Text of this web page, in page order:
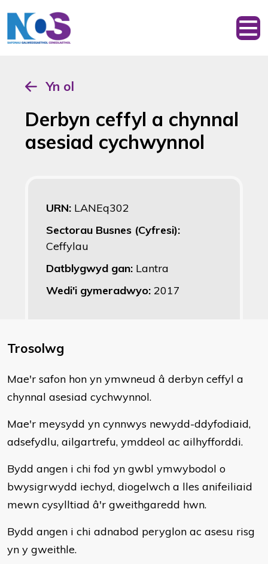
Yn ol
Derbyn ceffyl a chynnal
asesiad cychwynnol
URN: LANEq302
Sectorau Busnes (Cyfresi):
Ceffylau
Datblygwyd gan: Lantra
Wedi'i gymeradwyo: 2017
Trosolwg
​Mae'r safon hon yn ymwneud â derbyn ceffyl a
chynnal asesiad cychwynnol.
Mae'r meysydd yn cynnwys newydd-ddyfodiaid,
adsefydlu, ailgartrefu, ymddeol ac ailhyfforddi.
Bydd angen i chi fod yn gwbl ymwybodol o
bwysigrwydd iechyd, diogelwch a lles anifeiliaid
mewn cysylltiad â'r gweithgaredd hwn.
Bydd angen i chi adnabod peryglon ac asesu risg
yn y gweithle.